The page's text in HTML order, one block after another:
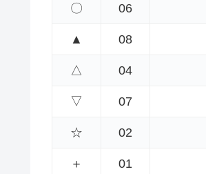
〇 06
▲ 08
△ 04
▽ 07
☆ 02
＋ 01